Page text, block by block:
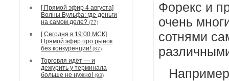
[ Прямой эфир 4 августа]
Волны Вульфа: где деньги
на самом деле? (77)
[ Сегодня в 19:00 МСК]
Прямой эфир про рынок
без конкуренции! (87)
Торговля идёт — и
дежурить у терминала
больше не нужно! (93)
Форекс и
очень
сотнями